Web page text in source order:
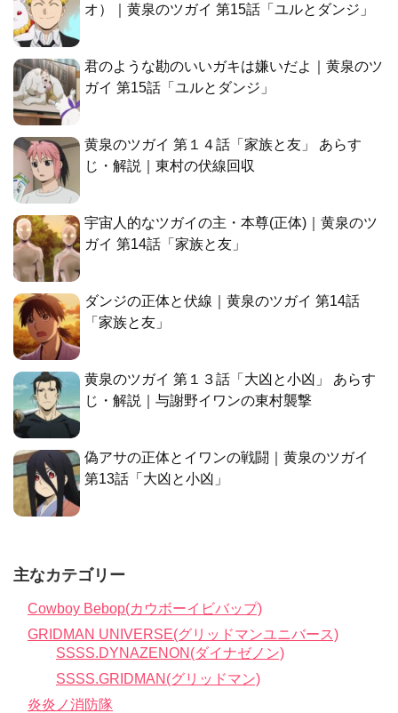
オ）｜黄泉のツガイ 第15話「ユルとダンジ」
君のような勘のいいガキは嫌いだよ｜黄泉のツ
ガイ 第15話「ユルとダンジ」
黄泉のツガイ 第１４話「家族と友」 あらす
じ・解説｜東村の伏線回収
宇宙人的なツガイの主・本尊(正体)｜黄泉のツ
ガイ 第14話「家族と友」
ダンジの正体と伏線｜黄泉のツガイ 第14話
「家族と友」
黄泉のツガイ 第１３話「大凶と小凶」 あらす
じ・解説｜与謝野イワンの東村襲撃
偽アサの正体とイワンの戦闘｜黄泉のツガイ
第13話「大凶と小凶」
主なカテゴリー
Cowboy Bebop(カウボーイビバップ)
GRIDMAN UNIVERSE(グリッドマンユニバース)
SSSS.DYNAZENON(ダイナゼノン)
SSSS.GRIDMAN(グリッドマン)
炎炎ノ消防隊